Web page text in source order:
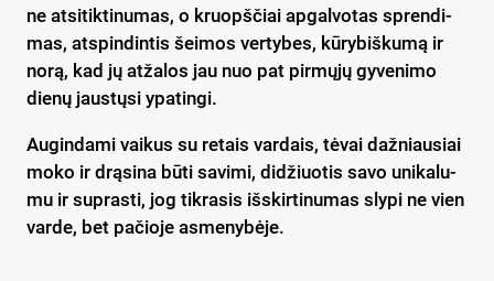
ne at­si­tik­ti­nu­mas, o kruopš­čiai ap­gal­vo­tas spren­di­
mas, at­spin­din­tis šei­mos ver­ty­bes, kū­ry­biš­ku­mą ir
no­rą, kad jų at­ža­los jau nuo pat pir­mų­jų gy­ve­ni­mo
die­nų jaus­tų­si ypa­tin­gi.
Au­gin­da­mi vai­kus su re­tais var­dais, tė­vai daž­niau­siai
mo­ko ir drą­si­na bū­ti sa­vi­mi, di­džiuo­tis sa­vo uni­ka­lu­
mu ir su­pras­ti, jog tik­ra­sis iš­skir­ti­nu­mas sly­pi ne vien
var­de, bet pa­čio­je as­me­ny­bė­je.